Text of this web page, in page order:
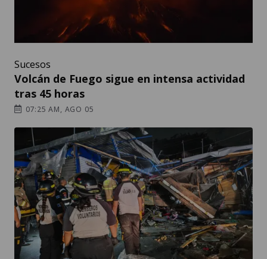
Sucesos
Volcán de Fuego sigue en intensa actividad
tras 45 horas
07:25 AM, AGO 05